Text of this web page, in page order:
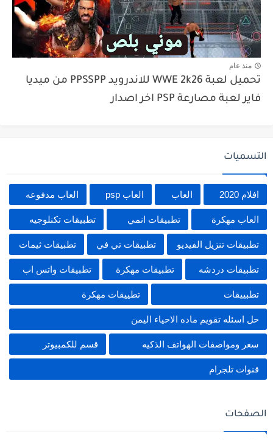
منذ عام
تحميل لعبة WWE 2k26 للاندرويد PPSSPP من ميديا
فاير لعبة مصارعة PSP اخر اصدار
التسميات
افلام 2020 العاب العاب psp العاب مدفوعه
العاب مهكرة تطبيقات انمي تطبيقات تكنلوجيه
تطبيقات تنزيل الفيديو تطبيقات تي في تطبيقات ثيمات
تطبيقات دردشه تطبيقات مهكرة تطبيقات واتس اب
تطبييقات تطييقات مهكرة
حل اسئله تقويم ماده الاحياء اليمن
سعر ومواصفات الهواتف الذكيه قسم للكمبيوتر
قنوات تلجرام
الصفحات